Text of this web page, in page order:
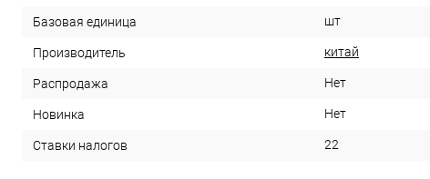
Базовая единица шт
Производитель китай
Распродажа Нет
Новинка Нет
Ставки налогов 22